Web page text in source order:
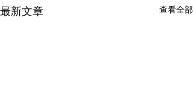
最新文章 查看全部